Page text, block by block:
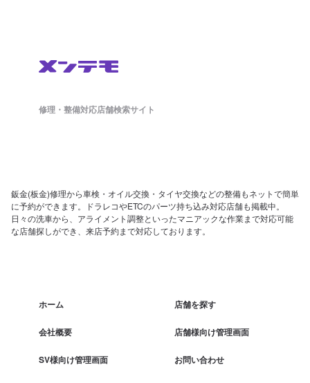
修理・整備対応店舗検索サイト
鈑金(板金)修理から車検・オイル交換・タイヤ交換などの整備もネットで簡単
に予約ができます。ドラレコやETCのパーツ持ち込み対応店舗も掲載中。
日々の洗車から、アライメント調整といったマニアックな作業まで対応可能
な店舗探しができ、来店予約まで対応しております。
ホーム 店舗を探す
会社概要 店舗様向け管理画面
SV様向け管理画面 お問い合わせ